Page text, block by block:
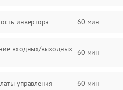
инвертора 60 мин
входных/выходных
60 мин
управления 60 мин